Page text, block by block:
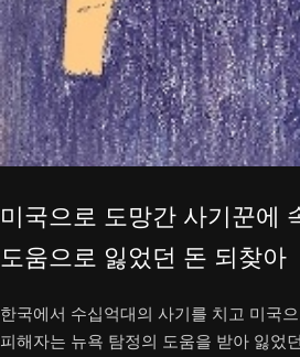
미국으로 도망간 사기꾼에
도움으로 잃었던 돈 되찾아
한국에서 수십억대의 사기를 치고 미국
피해자는 뉴욕 탐정의 도움을 받아 잃었